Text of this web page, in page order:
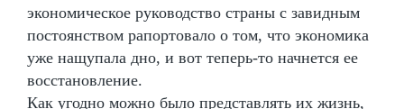
экономическое руководство страны с завидным
постоянством рапортовало о том, что экономика
уже нащупала дно, и вот теперь-то начнется ее
восстановление.
Как угодно можно было представлять их жизнь,